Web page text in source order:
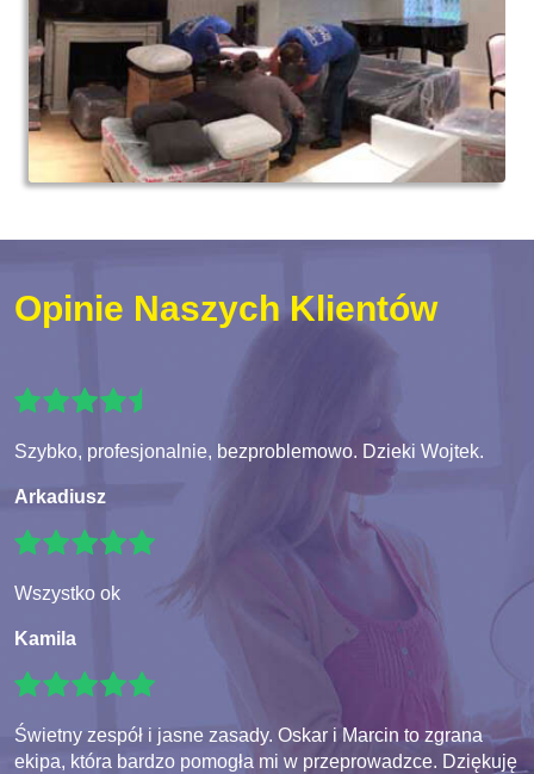
Opinie Naszych Klientów
Szybko, profesjonalnie, bezproblemowo. Dzieki Wojtek.
Arkadiusz
Wszystko ok
Kamila
Świetny zespół i jasne zasady. Oskar i Marcin to zgrana
ekipa, która bardzo pomogła mi w przeprowadzce. Dziękuję